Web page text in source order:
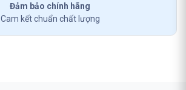
Đảm bảo chính hãng
Cam kết chuẩn chất lượng